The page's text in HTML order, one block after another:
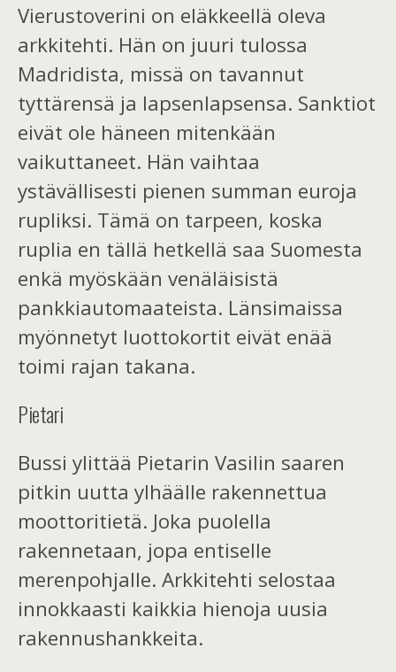
Vierustoverini on eläkkeellä oleva
arkkitehti. Hän on juuri tulossa
Madridista, missä on tavannut
tyttärensä ja lapsenlapsensa. Sanktiot
eivät ole häneen mitenkään
vaikuttaneet. Hän vaihtaa
ystävällisesti pienen summan euroja
rupliksi. Tämä on tarpeen, koska
ruplia en tällä hetkellä saa Suomesta
enkä myöskään venäläisistä
pankkiautomaateista. Länsimaissa
myönnetyt luottokortit eivät enää
toimi rajan takana.
Pietari
Bussi ylittää Pietarin Vasilin saaren
pitkin uutta ylhäälle rakennettua
moottoritietä. Joka puolella
rakennetaan, jopa entiselle
merenpohjalle. Arkkitehti selostaa
innokkaasti kaikkia hienoja uusia
rakennushankkeita.